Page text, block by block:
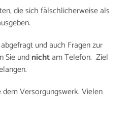
die sich fälschlicherweise als
und auch Fragen zur
Sie undnichtam Telefon. Ziel
Versorgungswerk. Vielen